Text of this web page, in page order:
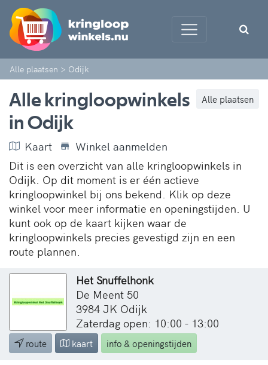
Alle plaatsen > Odijk
Alle plaatsen
Alle kringloopwinkels
in Odijk
Kaart
Winkel aanmelden
Dit is een overzicht van alle kringloopwinkels in
Odijk. Op dit moment is er één actieve
kringloopwinkel bij ons bekend. Klik op deze
winkel voor meer informatie en openingstijden. U
kunt ook op de kaart kijken waar de
kringloopwinkels precies gevestigd zijn en een
route plannen.
Het Snuffelhonk
De Meent 50
3984 JK Odijk
Zaterdag open: 10:00 - 13:00
route kaart info & openingstijden